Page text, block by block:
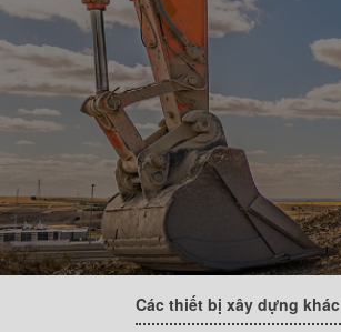
Các thiết bị xây dựng khác